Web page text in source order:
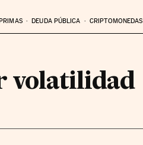
DEUDA PÚBLICA CRIPTOMONEDAS
volatilidad